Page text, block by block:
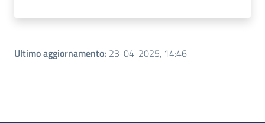
Ultimo aggiornamento: 23-04-2025, 14:46